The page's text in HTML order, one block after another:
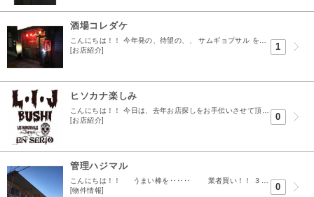
酒場コレダケ
こんにちは！！ 今年発の、待望の、、 サムギョプサル を頂きました！！ たまに辛いものを食べたくなる事もあり田町にあるソウル屋に行きます、 ハシゴ飲みで３件目辺りで食べるといい感じのお店です。...
[お店紹介]
1
ヒソカナ楽しみ
こんにちは！！ 今日は、去年お店探しをお手伝いさせて頂きました 『ＰＵＫＵＰＵＫＵ 工房 』 さんへ行ってきました こちらのお店は、 プロレスのマスク専門店 です！！ 浜松市内初！ということも...
[お店紹介]
0
管理ハジマル
こんにちは！！ うまい棒を‥‥‥ 業者買い！！ ３００本強ありますので１日１本で食べ終わる頃には年末を迎える計算になります...
[物件情報]
0